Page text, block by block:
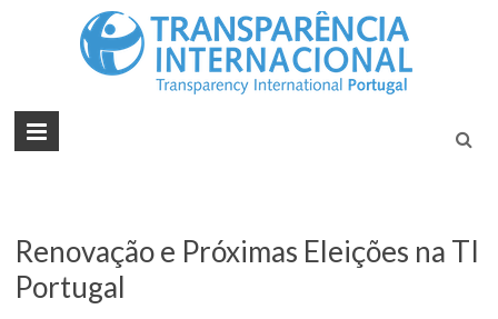
Renovação e Próximas Eleições na TI
Portugal